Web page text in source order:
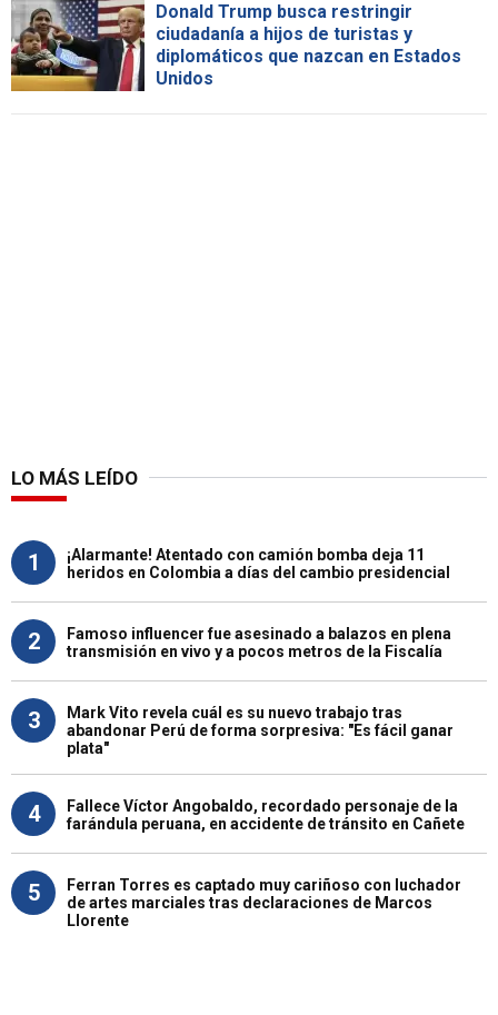
Donald Trump busca restringir
ciudadanía a hijos de turistas y
diplomáticos que nazcan en Estados
Unidos
LO MÁS LEÍDO
1
¡Alarmante! Atentado con camión bomba deja 11
heridos en Colombia a días del cambio presidencial
2
Famoso influencer fue asesinado a balazos en plena
transmisión en vivo y a pocos metros de la Fiscalía
3
Mark Vito revela cuál es su nuevo trabajo tras
abandonar Perú de forma sorpresiva: "Es fácil ganar
plata"
4
Fallece Víctor Angobaldo, recordado personaje de la
farándula peruana, en accidente de tránsito en Cañete
5
Ferran Torres es captado muy cariñoso con luchador
de artes marciales tras declaraciones de Marcos
Llorente